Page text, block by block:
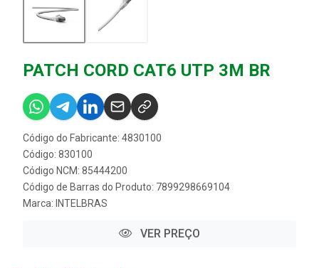
PATCH CORD CAT6 UTP 3M BR
Código do Fabricante: 4830100
Código: 830100
Código NCM: 85444200
Código de Barras do Produto: 7899298669104
Marca: INTELBRAS
VER PREÇO